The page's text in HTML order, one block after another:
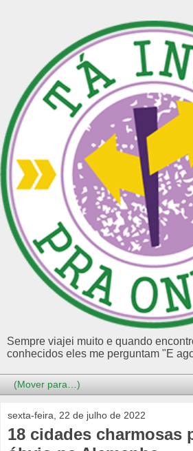
Sempre viajei muito e quando
conhecidos eles me perguntam "E
sexta-feira, 22 de julho de 2022
18 cidades charmosas